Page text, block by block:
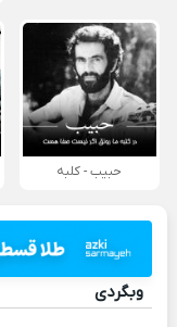
حبیب - کلبه
وبگردی